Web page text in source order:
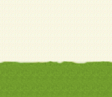
ぱくすく食堂個
m
個人情報を与える
意をいただけない
お問い合わせ・ご